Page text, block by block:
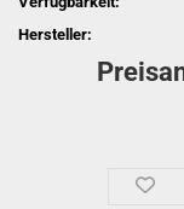
Hersteller: